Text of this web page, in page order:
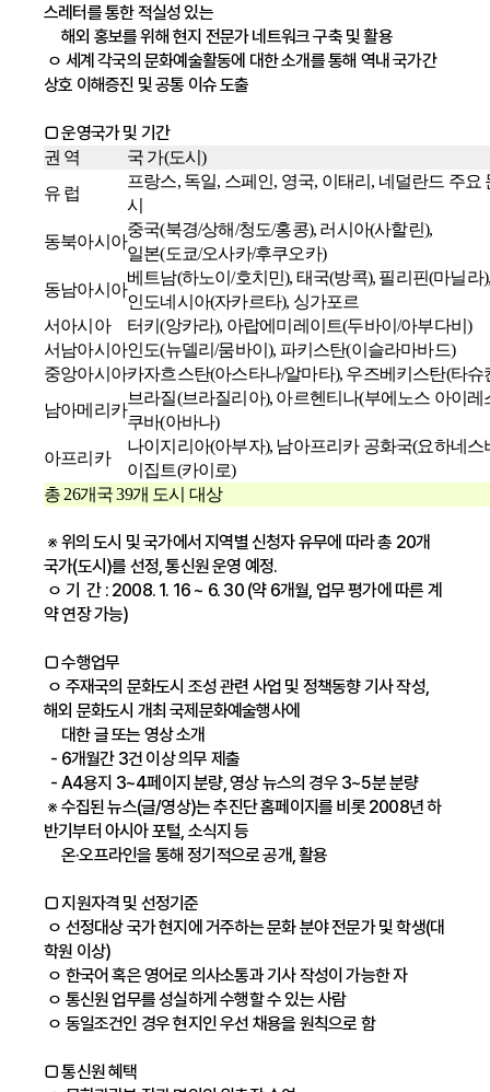
스레터를 통한 적실성 있는
해외 홍보를 위해 현지 전문가 네트워크 구축 및 활용
ㅇ 세계 각국의 문화예술활동에 대한 소개를 통해 역내 국가간
상호 이해증진 및 공통 이슈 도출
□ 운영국가 및 기간
권 역
국 가(도시)
유 럽
프랑스, 독일, 스페인, 영국, 이태리, 네덜란드 주요
시
동북아시아
중국(북경/상해/청도/홍콩), 러시아(사할린),
일본(도쿄/오사카/후쿠오카)
동남아시아
베트남(하노이/호치민), 태국(방콕), 필리핀(마닐라
인도네시아(자카르타), 싱가포르
서아시아
터키(앙카라), 아랍에미레이트(두바이/아부다비)
서남아시아인도(뉴델리/뭄바이), 파키스탄(이슬라마바드)
중앙아시아카자흐스탄(아스타나/알마타), 우즈베키스탄(타슈
남아메리카
브라질(브라질리아), 아르헨티나(부에노스 아이레
쿠바(아바나)
아프리카
나이지리아(아부자), 남아프리카 공화국(요하네스
이집트(카이로)
총 26개국 39개 도시 대상
※ 위의 도시 및 국가에서 지역별 신청자 유무에 따라 총 20개
국가(도시)를 선정, 통신원 운영 예정.
ㅇ 기 간 : 2008. 1. 16 ~ 6. 30 (약 6개월, 업무 평가에 따른 계
약 연장 가능)
□ 수행업무
ㅇ 주재국의 문화도시 조성 관련 사업 및 정책동향 기사 작성,
해외 문화도시 개최 국제문화예술행사에
대한 글 또는 영상 소개
- 6개월간 3건 이상 의무 제출
- A4용지 3~4페이지 분량, 영상 뉴스의 경우 3~5분 분량
※ 수집된 뉴스(글/영상)는 추진단 홈페이지를 비롯 2008년 하
반기부터 아시아 포털, 소식지 등
온·오프라인을 통해 정기적으로 공개, 활용
□ 지원자격 및 선정기준
ㅇ 선정대상 국가 현지에 거주하는 문화 분야 전문가 및 학생(대
학원 이상)
ㅇ 한국어 혹은 영어로 의사소통과 기사 작성이 가능한 자
ㅇ 통신원 업무를 성실하게 수행할 수 있는 사람
ㅇ 동일조건인 경우 현지인 우선 채용을 원칙으로 함
□ 통신원 혜택